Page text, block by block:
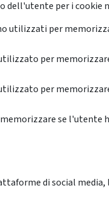
dell'utente per i cookie
utilizzati per
per
per
se l'utente
di social